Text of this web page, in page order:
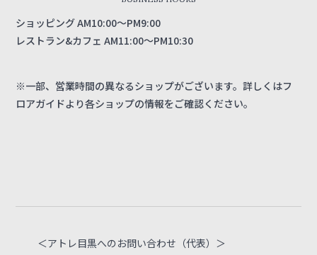
ショッピング AM10:00～PM9:00
レストラン&カフェ AM11:00～PM10:30
※一部、営業時間の異なるショップがございます。詳しくはフ
ロアガイドより各ショップの情報をご確認ください。
＜アトレ目黒へのお問い合わせ（代表）＞